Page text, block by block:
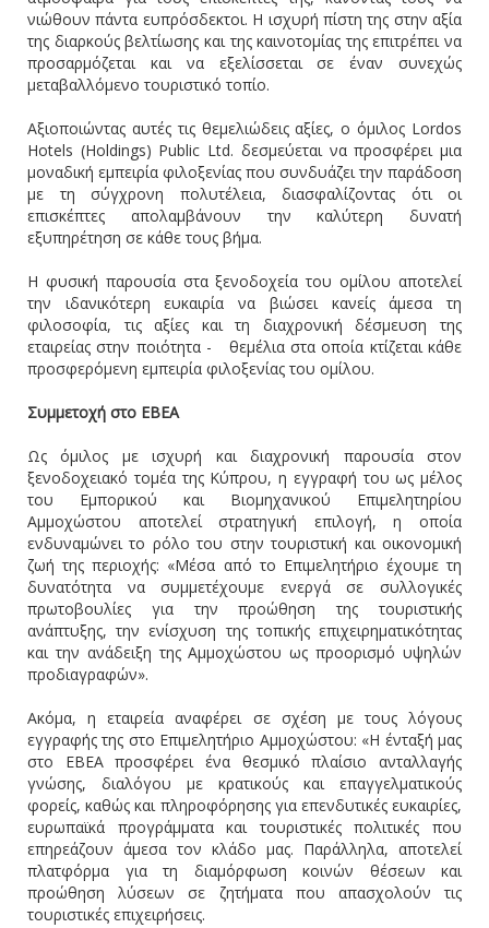
νιώθουν πάντα ευπρόσδεκτοι. Η ισχυρή πίστη της στην αξία
της διαρκούς βελτίωσης και της καινοτομίας της επιτρέπει να
προσαρμόζεται και να εξελίσσεται σε έναν συνεχώς
μεταβαλλόμενο τουριστικό τοπίο.
Αξιοποιώντας αυτές τις θεμελιώδεις αξίες, ο όμιλος Lordos
Hotels (Holdings) Public Ltd. δεσμεύεται να προσφέρει μια
μοναδική εμπειρία φιλοξενίας που συνδυάζει την παράδοση
με τη σύγχρονη πολυτέλεια, διασφαλίζοντας ότι οι
επισκέπτες απολαμβάνουν την καλύτερη δυνατή
εξυπηρέτηση σε κάθε τους βήμα.
Η φυσική παρουσία στα ξενοδοχεία του ομίλου αποτελεί
την ιδανικότερη ευκαιρία να βιώσει κανείς άμεσα τη
φιλοσοφία, τις αξίες και τη διαχρονική δέσμευση της
εταιρείας στην ποιότητα - θεμέλια στα οποία κτίζεται κάθε
προσφερόμενη εμπειρία φιλοξενίας του ομίλου.
Συμμετοχή στο ΕΒΕΑ
Ως όμιλος με ισχυρή και διαχρονική παρουσία στον
ξενοδοχειακό τομέα της Κύπρου, η εγγραφή του ως μέλος
του Εμπορικού και Βιομηχανικού Επιμελητηρίου
Αμμοχώστου αποτελεί στρατηγική επιλογή, η οποία
ενδυναμώνει το ρόλο του στην τουριστική και οικονομική
ζωή της περιοχής: «Μέσα από το Επιμελητήριο έχουμε τη
δυνατότητα να συμμετέχουμε ενεργά σε συλλογικές
πρωτοβουλίες για την προώθηση της τουριστικής
ανάπτυξης, την ενίσχυση της τοπικής επιχειρηματικότητας
και την ανάδειξη της Αμμοχώστου ως προορισμό υψηλών
προδιαγραφών».
Ακόμα, η εταιρεία αναφέρει σε σχέση με τους λόγους
εγγραφής της στο Επιμελητήριο Αμμοχώστου: «Η ένταξή μας
στο ΕΒΕΑ προσφέρει ένα θεσμικό πλαίσιο ανταλλαγής
γνώσης, διαλόγου με κρατικούς και επαγγελματικούς
φορείς, καθώς και πληροφόρησης για επενδυτικές ευκαιρίες,
ευρωπαϊκά προγράμματα και τουριστικές πολιτικές που
επηρεάζουν άμεσα τον κλάδο μας. Παράλληλα, αποτελεί
πλατφόρμα για τη διαμόρφωση κοινών θέσεων και
προώθηση λύσεων σε ζητήματα που απασχολούν τις
τουριστικές επιχειρήσεις.